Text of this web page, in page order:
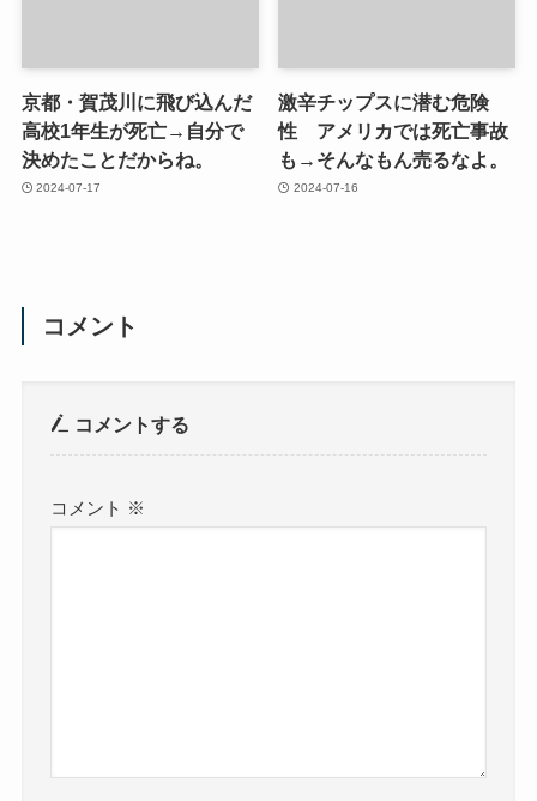
京都・賀茂川に飛び込んだ
高校1年生が死亡→自分で
決めたことだからね。
2024-07-17
激辛チップスに潜む危険
性 アメリカでは死亡事故
も→そんなもん売るなよ。
2024-07-16
コメント
コメントする
コメント ※